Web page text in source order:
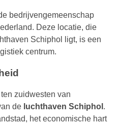
bedrijvengemeenschap
Deze locatie, die
Schiphol ligt, is een
centrum.
zuidwesten van
de luchthaven Schiphol .
het economische hart